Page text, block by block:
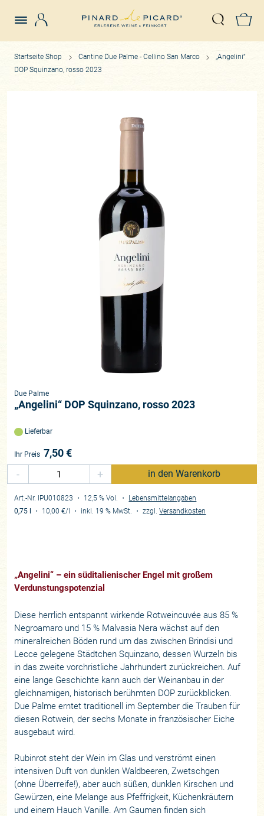
Suche
Startseite Shop Cantine Due Palme - Cellino San Marco
„Angelini“
DOP Squinzano, rosso 2023
Due Palme
„Angelini“ DOP Squinzano, rosso 2023
Lieferbar
Ihr Preis 7,50€
-
+ in den Warenkorb
Art.-Nr. IPU010823 ・ 12,5 % Vol. ・ Lebensmittelangaben
0,75 l
・ 10,00 €/l ・ inkl. 19 % MwSt. ・zzgl.Versandkosten
„Angelini“ – ein süditalienischer Engel mit großem
Verdunstungspotenzial
Diese herrlich entspannt wirkende Rotweincuvée aus 85 %
Negroamaro und 15 % Malvasia Nera wächst auf den
mineralreichen Böden rund um das zwischen Brindisi und
Lecce gelegene Städtchen Squinzano, dessen Wurzeln bis
in das zweite vorchristliche Jahrhundert zurückreichen. Auf
eine lange Geschichte kann auch der Weinanbau in der
gleichnamigen, historisch berühmten DOP zurückblicken.
Due Palme erntet traditionell im September die Trauben für
diesen Rotwein, der sechs Monate in französischer Eiche
ausgebaut wird.
Rubinrot steht der Wein im Glas und verströmt einen
intensiven Duft von dunklen Waldbeeren, Zwetschgen
(ohne Überreife!), aber auch süßen, dunklen Kirschen und
Gewürzen, eine Melange aus Pfeffrigkeit, Küchenkräutern
und einem Hauch Vanille. Am Gaumen finden sich